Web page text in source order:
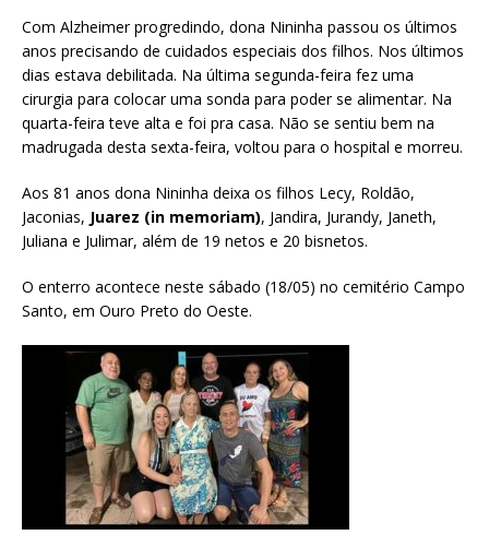
Com Alzheimer progredindo, dona Nininha passou os últimos
anos precisando de cuidados especiais dos filhos. Nos últimos
dias estava debilitada. Na última segunda-feira fez uma
cirurgia para colocar uma sonda para poder se alimentar. Na
quarta-feira teve alta e foi pra casa. Não se sentiu bem na
madrugada desta sexta-feira, voltou para o hospital e morreu.
Aos 81 anos dona Nininha deixa os filhos Lecy, Roldão,
Jaconias, Juarez (in memoriam), Jandira, Jurandy, Janeth,
Juliana e Julimar, além de 19 netos e 20 bisnetos.
O enterro acontece neste sábado (18/05) no cemitério Campo
Santo, em Ouro Preto do Oeste.